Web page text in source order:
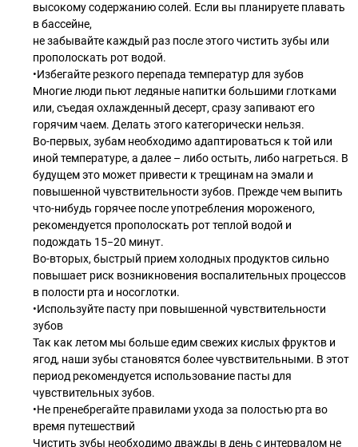
высокому содержанию солей. Если вы планируете плавать
в бассейне,
не забывайте каждый раз после этого чистить зубы или
прополоскать рот водой.
•Избегайте резкого перепада температур для зубов
Многие люди пьют ледяные напитки большими глотками
или, съедая охлажденный десерт, сразу запивают его
горячим чаем. Делать этого категорически нельзя.
Во-первых, зубам необходимо адаптироваться к той или
иной температуре, а далее – либо остыть, либо нагреться. В
будущем это может привести к трещинам на эмали и
повышенной чувствительности зубов. Прежде чем выпить
что-нибудь горячее после употребления мороженого,
рекомендуется прополоскать рот теплой водой и
подождать 15−20 минут.
Во-вторых, быстрый прием холодных продуктов сильно
повышает риск возникновения воспалительных процессов
в полости рта и носоглотки.
•Используйте пасту при повышенной чувствительности
зубов
Так как летом мы больше едим свежих кислых фруктов и
ягод, наши зубы становятся более чувствительными. В этот
период рекомендуется использование пасты для
чувствительных зубов.
•Не пренебрегайте правилами ухода за полостью рта во
время путешествий
Чистить зубы необходимо дважды в день с интервалом не